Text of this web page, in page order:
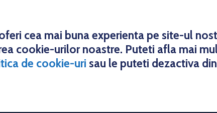
cea mai buna experienta pe site-ul
cookie-urilor noastre. Puteti afla mai
de cookie-uri sau le puteti dezactiva